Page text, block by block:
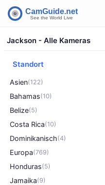
Jackson - Alle Kameras
Standort
Asien(122)
Bahamas(10)
Belize(5)
Costa Rica(10)
Dominikanisch(4)
Europa(769)
Honduras(5)
Jamaika(9)